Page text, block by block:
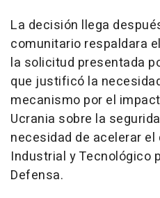
La decisión llega
comunitario respaldara
la solicitud presentada
que justificó la
mecanismo por el
Ucrania sobre la
necesidad de acelerar el
Industrial y Tecnológico
Defensa.